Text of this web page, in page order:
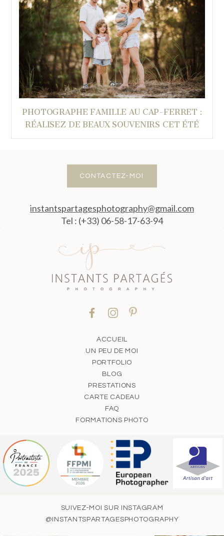
PHOTOGRAPHE FAMILLE AU CAP-FERRET :
RÉALISEZ DE BEAUX SOUVENIRS CET ÉTÉ
CONTACTEZ-MOI
instantspartagesphotography@gmail.com
Tel : (+33) 06-58-17-63-94
ACCUEIL
UN PEU DE MOI
PORTFOLIO
BLOG
PRESTATIONS
CARTE CADEAU
FAQ
FORMATIONS PHOTO
SUIVEZ-MOI SUR INSTAGRAM
@INSTANTSPARTAGESPHOTOGRAPHY